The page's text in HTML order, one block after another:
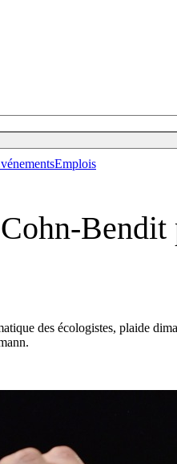
Emplois
des écologistes, plaide